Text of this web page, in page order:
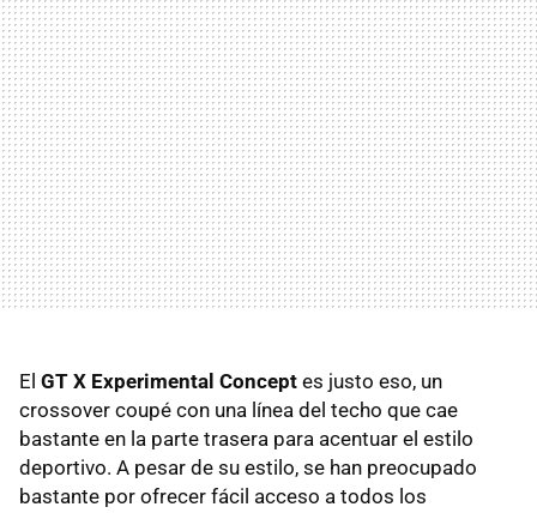
El GT X Experimental Concept es justo eso, un
crossover coupé con una línea del techo que cae
bastante en la parte trasera para acentuar el estilo
deportivo. A pesar de su estilo, se han preocupado
bastante por ofrecer fácil acceso a todos los